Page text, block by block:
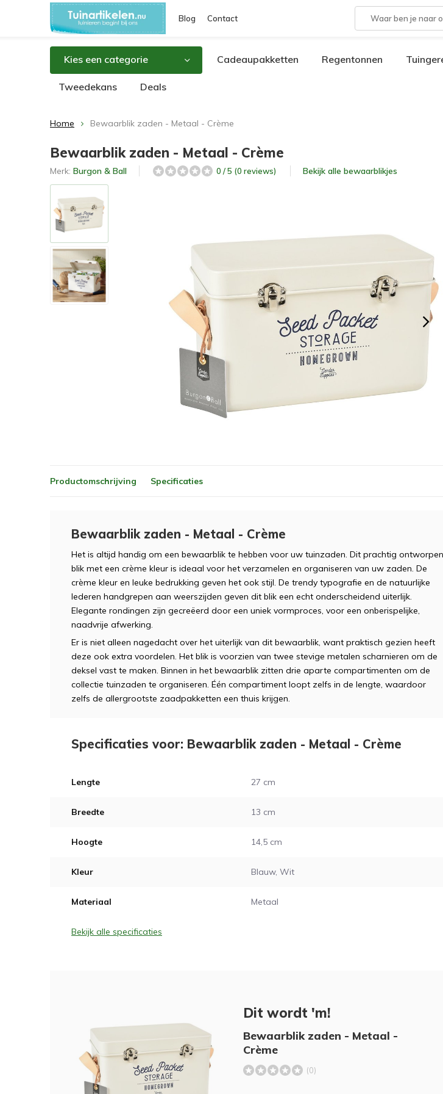
Blog Contact
Kies een categorie Cadeaupakketten Regentonnen
Tweedekans Deals
Home Bewaarblik zaden - Metaal - Crème
Bewaarblik zaden - Metaal - Crème
Merk: Burgon & Ball 0 / 5 (0 reviews) Bekijk alle bewaarblikjes
Productomschrijving Specificaties
Bewaarblik zaden - Metaal - Crème
Het is altijd handig om een bewaarblik te hebben voor uw tuinzaden. Dit prachtig ontworpen
blik met een crème kleur is ideaal voor het verzamelen en organiseren van uw zaden. De
crème kleur en leuke bedrukking geven het ook stijl. De trendy typografie en de natuurlijke
lederen handgrepen aan weerszijden geven dit blik een echt onderscheidend uiterlijk.
Elegante rondingen zijn gecreëerd door een uniek vormproces, voor een onberispelijke,
naadvrije afwerking.
Er is niet alleen nagedacht over het uiterlijk van dit bewaarblik, want praktisch gezien heeft
deze ook extra voordelen. Het blik is voorzien van twee stevige metalen scharnieren om de
deksel vast te maken. Binnen in het bewaarblik zitten drie aparte compartimenten om de
collectie tuinzaden te organiseren. Één compartiment loopt zelfs in de lengte, waardoor
zelfs de allergrootste zaadpakketten een thuis krijgen.
Specificaties voor: Bewaarblik zaden - Metaal - Crème
Lengte 27 cm
Breedte 13 cm
Hoogte 14,5 cm
Kleur Blauw, Wit
Materiaal Metaal
Bekijk alle specificaties
Dit wordt 'm!
Bewaarblik zaden - Metaal -
Crème
(0)